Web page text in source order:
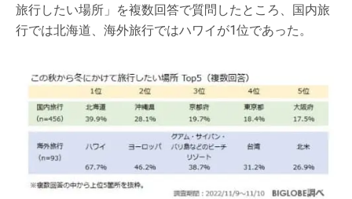
旅行したい場所」を複数回答で質問したところ、国内旅
行では北海道、海外旅行ではハワイが1位であった。